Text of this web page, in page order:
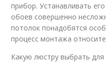
прибор. Устанавливать
обоев совершенно
потолок понадобятся
процесс монтажа
Какую люстру выбрать